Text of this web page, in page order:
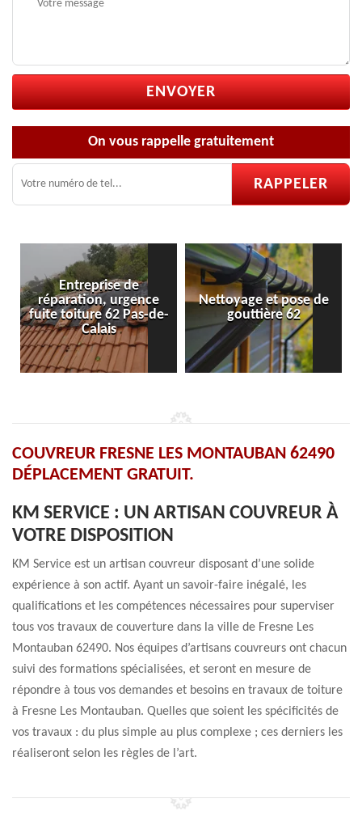
On vous rappelle gratuitement
Nettoyage et pose de
gouttière 62
Pose et réparation de
velux 62
COUVREUR FRESNE LES MONTAUBAN 62490
DÉPLACEMENT GRATUIT.
KM SERVICE : UN ARTISAN COUVREUR À
VOTRE DISPOSITION
KM Service est un artisan couvreur disposant d’une solide
expérience à son actif. Ayant un savoir-faire inégalé, les
qualifications et les compétences nécessaires pour superviser
tous vos travaux de couverture dans la ville de Fresne Les
Montauban 62490. Nos équipes d’artisans couvreurs ont chacun
suivi des formations spécialisées, et seront en mesure de
répondre à tous vos demandes et besoins en travaux de toiture
à Fresne Les Montauban. Quelles que soient les spécificités de
vos travaux : du plus simple au plus complexe ; ces derniers les
réaliseront selon les règles de l’art.